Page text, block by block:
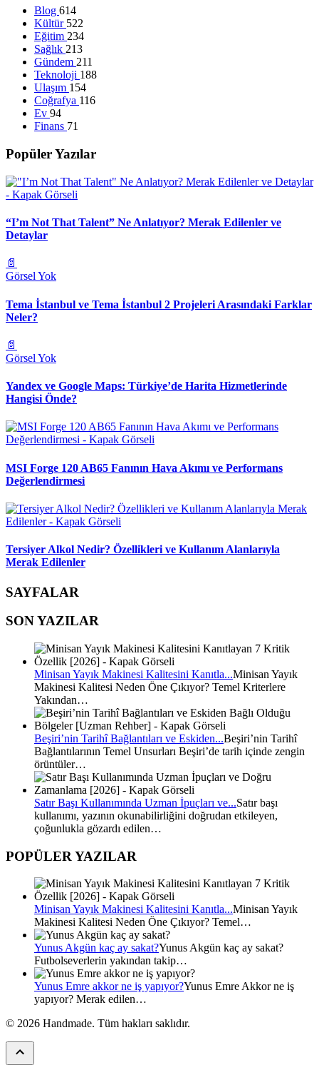
Blog 614
Kültür 522
Eğitim 234
Sağlık 213
Gündem 211
Teknoloji 188
Ulaşım 154
Coğrafya 116
Ev 94
Finans 71
Popüler Yazılar
“I’m Not That Talent” Ne Anlatıyor? Merak Edilenler ve
Detaylar
📄
Görsel Yok
Tema İstanbul ve Tema İstanbul 2 Projeleri Arasındaki Farklar
Neler?
📄
Görsel Yok
Yandex ve Google Maps: Türkiye’de Harita Hizmetlerinde
Hangisi Önde?
MSI Forge 120 AB65 Fanının Hava Akımı ve Performans
Değerlendirmesi
Tersiyer Alkol Nedir? Özellikleri ve Kullanım Alanlarıyla
Merak Edilenler
SAYFALAR
SON YAZILAR
Minisan Yayık Makinesi Kalitesini Kanıtla...Minisan Yayık
Makinesi Kalitesi Neden Öne Çıkıyor? Temel Kriterlere
Yakından…
Beşiri’nin Tarihî Bağlantıları ve Eskiden...Beşiri’nin Tarihî
Bağlantılarının Temel Unsurları Beşiri’de tarih içinde zengin
örüntüler…
Satır Başı Kullanımında Uzman İpuçları ve...Satır başı
kullanımı, yazının okunabilirliğini doğrudan etkileyen,
çoğunlukla gözardı edilen…
POPÜLER YAZILAR
Minisan Yayık Makinesi Kalitesini Kanıtla...Minisan Yayık
Makinesi Kalitesi Neden Öne Çıkıyor? Temel…
Yunus Akgün kaç ay sakat?Yunus Akgün kaç ay sakat?
Futbolseverlerin yakından takip…
Yunus Emre akkor ne iş yapıyor?Yunus Emre Akkor ne iş
yapıyor? Merak edilen…
© 2026 Handmade. Tüm hakları saklıdır.